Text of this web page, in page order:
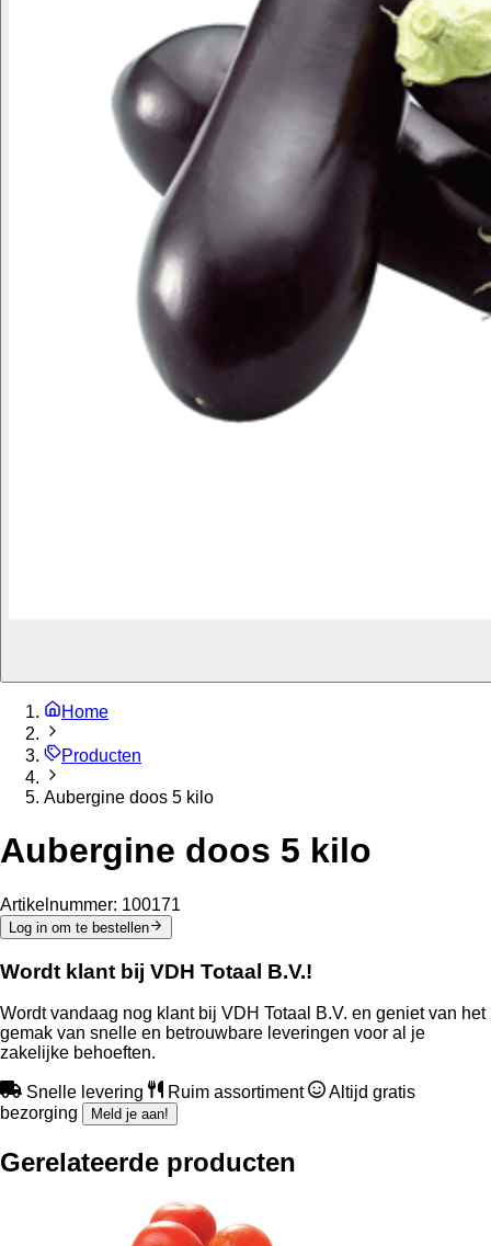
Home
Producten
Aubergine doos 5 kilo
Aubergine doos 5 kilo
Artikelnummer: 100171
Log in om te bestellen
Wordt klant bij VDH Totaal B.V.!
Wordt vandaag nog klant bij VDH Totaal B.V. en geniet van het
gemak van snelle en betrouwbare leveringen voor al je
zakelijke behoeften.
Snelle levering Ruim assortiment
Altijd gratis
bezorging
Meld je aan!
Gerelateerde producten